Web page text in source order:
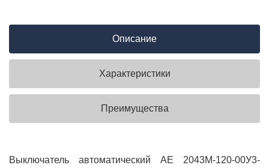
Описание
Характеристики
Преимущества
Выключатель автоматический АЕ 2043М-120-00У3-